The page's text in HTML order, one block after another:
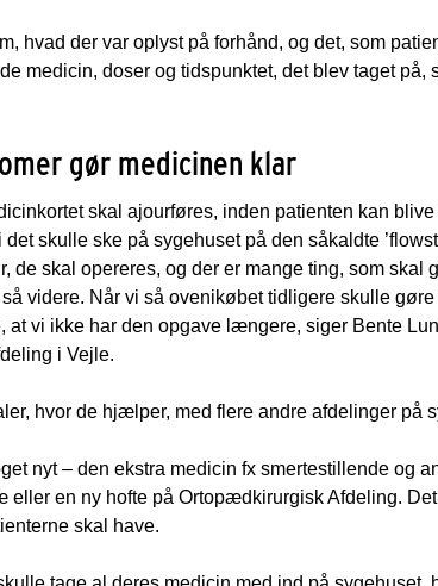
hvad der var oplyst på forhånd, og det, som
medicin, doser og tidspunktet, det blev taget på,
gør medicinen klar
skal ajourføres, inden patienten kan
skulle ske på sygehuset på den såkaldte
de skal opereres, og der er mange ting, som skal
videre. Når vi så ovenikøbet tidligere skulle
vi ikke har den opgave længere, siger Bente
i Vejle.
hvor de hjælper, med flere andre afdelinger på
nyt – den ekstra medicin fx smertestillende og
eller en ny hofte på Ortopædkirurgisk Afdeling.
skal have.